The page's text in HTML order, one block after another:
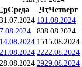
Среда ЧтЧетверг
31.07.2024 101.08.2024
808.08.2024
14.08.2024 1515.08.2024
21.08.2024 2222.08.2024
28.08.2024 2929.08.2024